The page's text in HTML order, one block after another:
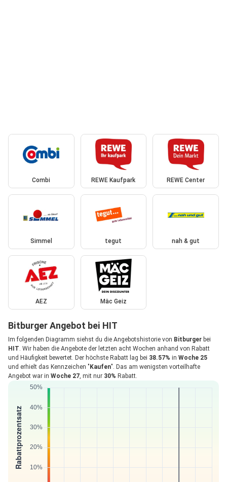
Combi REWE Kaufpark REWE Center
Simmel tegut nah & gut
AEZ Mäc Geiz
Bitburger Angebot bei HIT
Im folgenden Diagramm siehst du die Angebotshistorie von Bitburger bei
HIT. Wir haben die Angebote der letzten acht Wochen anhand von Rabatt
und Häufigkeit bewertet. Der höchste Rabatt lag bei 38.57% in Woche 25
und erhielt das Kennzeichen " Kaufen". Das am wenigsten vorteilhafte
Angebot war in Woche 27, mit nur 30% Rabatt.